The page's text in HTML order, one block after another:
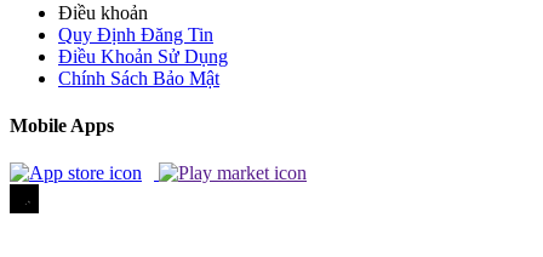
Điều khoản
Quy Định Đăng Tin
Điều Khoản Sử Dụng
Chính Sách Bảo Mật
Mobile Apps